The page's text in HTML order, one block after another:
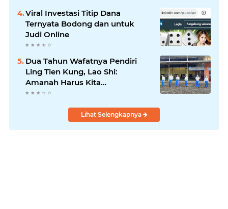
Viral Investasi Titip Dana
Ternyata Bodong dan untuk
Judi Online
Dua Tahun Wafatnya Pendiri
Ling Tien Kung, Lao Shi:
Amanah Harus Kita
Laksanakan!
Lihat Selengkapnya